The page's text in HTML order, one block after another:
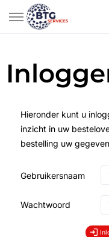
Hieronder kunt u
inzicht in uw
bestelling uw
Gebruikersnaam
Wachtwoord